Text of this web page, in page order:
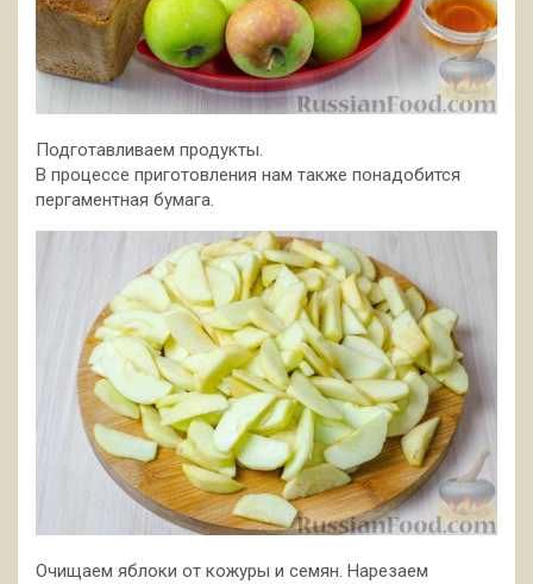
Подготавливаем продукты.
В процессе приготовления нам также понадобится
пергаментная бумага.
Очищаем яблоки от кожуры и семян. Нарезаем